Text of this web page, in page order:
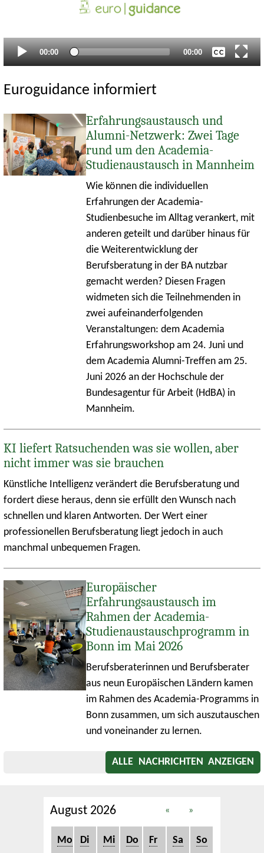
Aktueller
Zeitpunkt
00:00 Gesamtlaufzeit
00:00
Euroguidance informiert
Erfahrungsaustausch und
Alumni-Netzwerk: Zwei Tage
rund um den Academia-
Studienaustausch in Mannheim
Wie können die individuellen
Erfahrungen der Academia-
Studienbesuche im Alltag verankert, mit
anderen geteilt und darüber hinaus für
die Weiterentwicklung der
Berufsberatung in der BA nutzbar
gemacht werden? Diesen Fragen
widmeten sich die Teilnehmenden in
zwei aufeinanderfolgenden
Veranstaltungen: dem Academia
Erfahrungsworkshop am 24. Juni und
dem Academia Alumni-Treffen am 25.
Juni 2026 an der Hochschule der
Bundesagentur für Arbeit (HdBA) in
Mannheim.
KI liefert Ratsuchenden was sie wollen, aber
nicht immer was sie brauchen
Künstliche Intelligenz verändert die Berufsberatung und
fordert diese heraus, denn sie erfüllt den Wunsch nach
schnellen und klaren Antworten. Der Wert einer
professionellen Berufsberatung liegt jedoch in auch
manchmal unbequemen Fragen.
Europäischer
Erfahrungsaustausch im
Rahmen der Academia-
Studienaustauschprogramm in
Bonn im Mai 2026
Berufsberaterinnen und Berufsberater
aus neun Europäischen Ländern kamen
im Rahmen des Academia-Programms in
Bonn zusammen, um sich auszutauschen
und voneinander zu lernen.
ALLE NACHRICHTEN ANZEIGEN
August 2026 « »
Mo Di Mi Do Fr Sa So